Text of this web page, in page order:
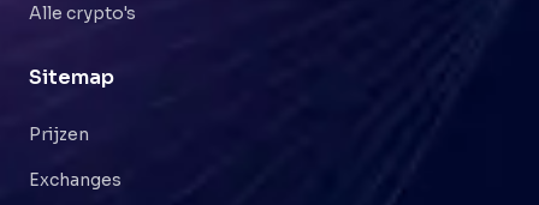
Alle crypto's
Sitemap
Prijzen
Exchanges